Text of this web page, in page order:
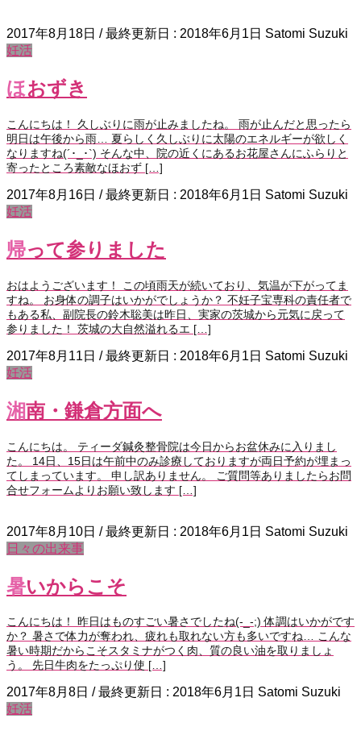
2017年8月18日 / 最終更新日 : 2018年6月1日 Satomi Suzuki
妊活
ほおずき
こんにちは！ 久しぶりに雨が止みましたね。 雨が止んだと思ったら
明日は午後から雨… 夏らしく久しぶりに太陽のエネルギーが欲しく
なりますね(´･_･`) そんな中、院の近くにあるお花屋さんにふらりと
寄ったところ素敵なほおず […]
2017年8月16日 / 最終更新日 : 2018年6月1日 Satomi Suzuki
妊活
帰って参りました
おはようございます！ この頃雨天が続いており、気温が下がってま
すね。 お身体の調子はいかがでしょうか？ 不妊子宝専科の責任者で
もある私、副院長の鈴木聡美は昨日、実家の茨城から元気に戻って
参りました！ 茨城の大自然溢れるエ […]
2017年8月11日 / 最終更新日 : 2018年6月1日 Satomi Suzuki
妊活
湘南・鎌倉方面へ
こんにちは。 ティーダ鍼灸整骨院は今日からお盆休みに入りまし
た。 14日、15日は午前中のみ診療しておりますが両日予約が埋まっ
てしまっています。 申し訳ありません。 ご質問等ありましたらお問
合せフォームよりお願い致します […]
2017年8月10日 / 最終更新日 : 2018年6月1日 Satomi Suzuki
日々の出来事
暑いからこそ
こんにちは！ 昨日はものすごい暑さでしたね(-_-;) 体調はいかがです
か？ 暑さで体力が奪われ、疲れも取れない方も多いですね… こんな
暑い時期だからこそスタミナがつく肉、質の良い油を取りましょ
う。 先日牛肉をたっぷり使 […]
2017年8月8日 / 最終更新日 : 2018年6月1日 Satomi Suzuki
妊活